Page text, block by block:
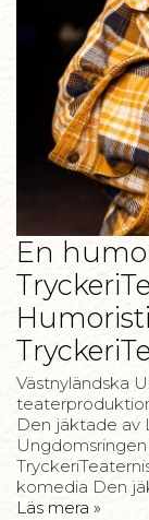
En
Västnyländska
Den jäktade av
komedia Den
Läs mera »